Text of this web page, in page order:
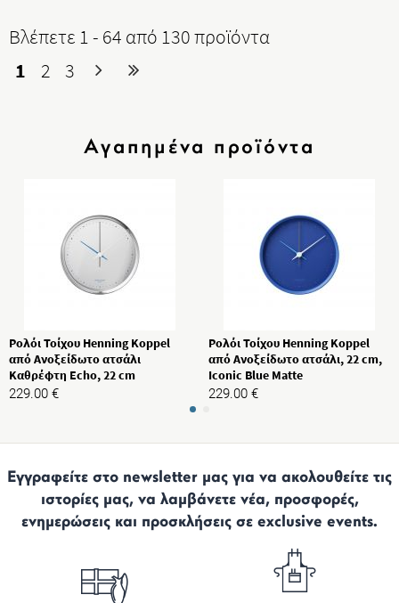
Βλέπετε 1 - 64 από 130 προϊόντα
1
2 3
Αγαπημένα προϊόντα
Ρολόι Τοίχου Henning Koppel
από Ανοξείδωτο ατσάλι
Καθρέφτη Echo, 22 cm
229.00 €
Ρολόι Τοίχου Henning Koppel
από Ανοξείδωτο ατσάλι, 22 cm,
Iconic Blue Matte
229.00 €
Εγγραφείτε στο newsletter μας για να ακολουθείτε τις
ιστορίες μας, να λαμβάνετε νέα, προσφορές,
ενημερώσεις και προσκλήσεις σε exclusive events.